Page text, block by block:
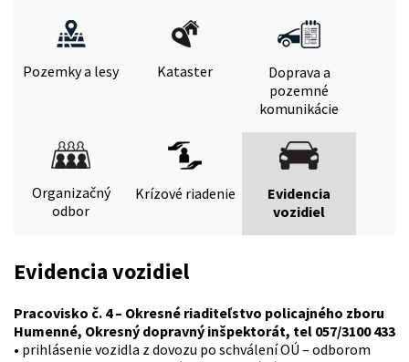
Pozemky a lesy Kataster
Doprava a
pozemné
komunikácie
Organizačný
odbor
Krízové riadenie
Evidencia
vozidiel
Evidencia vozidiel
Pracovisko č. 4 – Okresné riaditeľstvo policajného zboru
Humenné, Okresný dopravný inšpektorát, tel 057/3100 433
• prihlásenie vozidla z dovozu po schválení OÚ – odborom